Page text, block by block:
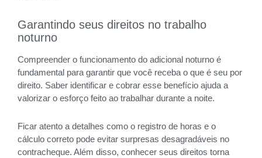
Garantindo seus direitos no trabalho
noturno
Compreender o funcionamento do adicional noturno é
fundamental para garantir que você receba o que é seu por
direito. Saber identificar e cobrar esse benefício ajuda a
valorizar o esforço feito ao trabalhar durante a noite.
Ficar atento a detalhes como o registro de horas e o
cálculo correto pode evitar surpresas desagradáveis no
contracheque. Além disso, conhecer seus direitos torna